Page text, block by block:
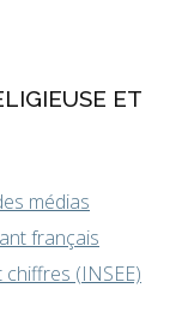
ET
médias
français
(INSEE)